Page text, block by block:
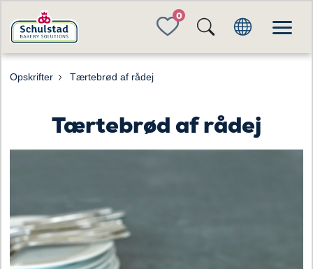
FAVORITES
Opskrifter Tærtebrød af rådej
Tærtebrød af rådej